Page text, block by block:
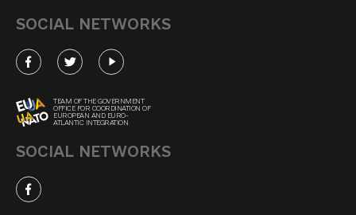
SOCIAL NETWORKS
TEAM OF THE GOVERNMENT
OFFICE FOR COORDINATION OF
EUROPEAN AND EURO-
ATLANTIC INTEGRATION
SOCIAL NETWORKS